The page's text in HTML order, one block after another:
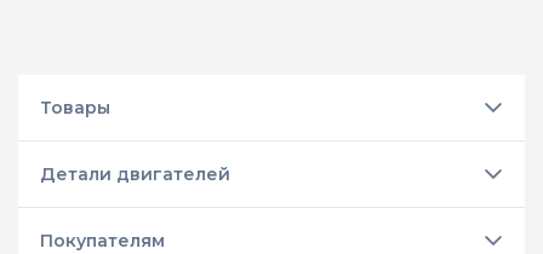
Товары
Детали двигателей
Покупателям